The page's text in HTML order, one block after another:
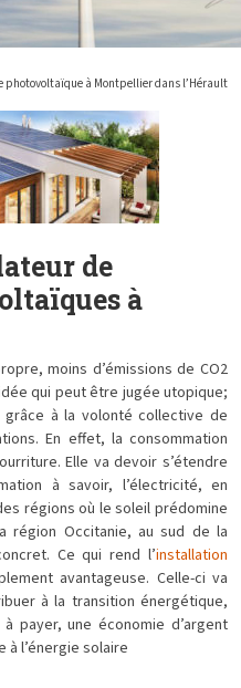
photovoltaïque à Montpellier dans l’Hérault
de
à
moins d’émissions de CO2
qui peut être jugée utopique;
à la volonté collective de
En effet, la consommation
Elle va devoir s’étendre
à savoir, l’électricité, en
régions où le soleil prédomine
région Occitanie, au sud de la
Ce qui rend l’installation
avantageuse. Celle-ci va
à la transition énergétique,
payer, une économie d’argent
à l’énergie solaire